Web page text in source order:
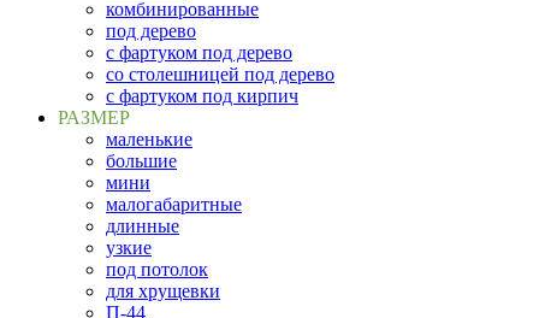
комбинированные
под дерево
с фартуком под дерево
со столешницей под дерево
с фартуком под кирпич
РАЗМЕР
маленькие
большие
мини
малогабаритные
длинные
узкие
под потолок
для хрущевки
П-44